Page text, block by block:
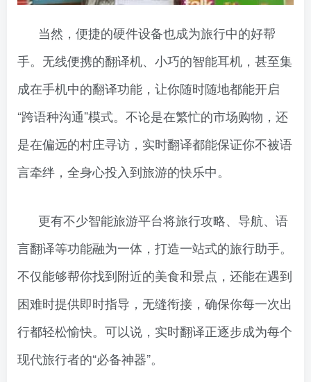
当然，便捷的硬件设备也成为旅行中的好帮
手。无线便携的翻译机、小巧的智能耳机，甚至集
成在手机中的翻译功能，让你随时随地都能开启
“跨语种沟通”模式。不论是在繁忙的市场购物，还
是在偏远的村庄寻访，实时翻译都能保证你不被语
言牵绊，全身心投入到旅游的快乐中。
更有不少智能旅游平台将旅行攻略、导航、语
言翻译等功能融为一体，打造一站式的旅行助手。
不仅能够帮你找到附近的美食和景点，还能在遇到
困难时提供即时指导，无缝衔接，确保你每一次出
行都轻松愉快。可以说，实时翻译正逐步成为每个
现代旅行者的“必备神器”。